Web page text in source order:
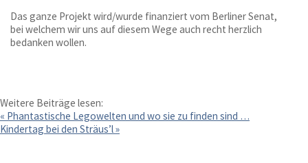
Freiplatzmeldungen
Gewaltschutzkonzept
Bei uns arbeiten
Das ganze Projekt wird/wurde finanziert vom Berliner Senat,
bei welchem wir uns auf diesem Wege auch recht herzlich
bedanken wollen.
Weitere Beiträge lesen:
« Phantastische Legowelten und wo sie zu finden sind …
Kindertag bei den Sträus’l»